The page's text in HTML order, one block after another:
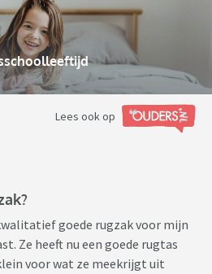
Lees ook op
goede rugzak voor mijn
Ze heeft nu een goede rugtas
voor wat ze meekrijgt uit